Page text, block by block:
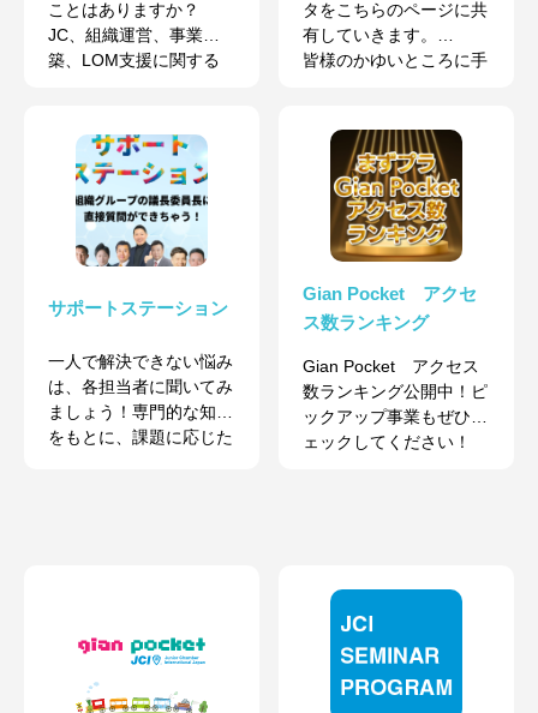
ことはありますか？
JC、組織運営、事業構
築、LOM支援に関する
タをこちらのページに共
有していきます。
皆様のかゆいところに手
サポートステーション
一人で解決できない悩み
は、各担当者に聞いてみ
ましょう！専門的な知見
をもとに、課題に応じた
Gian Pocket アクセ
ス数ランキング
Gian Pocket アクセス
数ランキング公開中！ピ
ックアップ事業もぜひチ
ェックしてください！